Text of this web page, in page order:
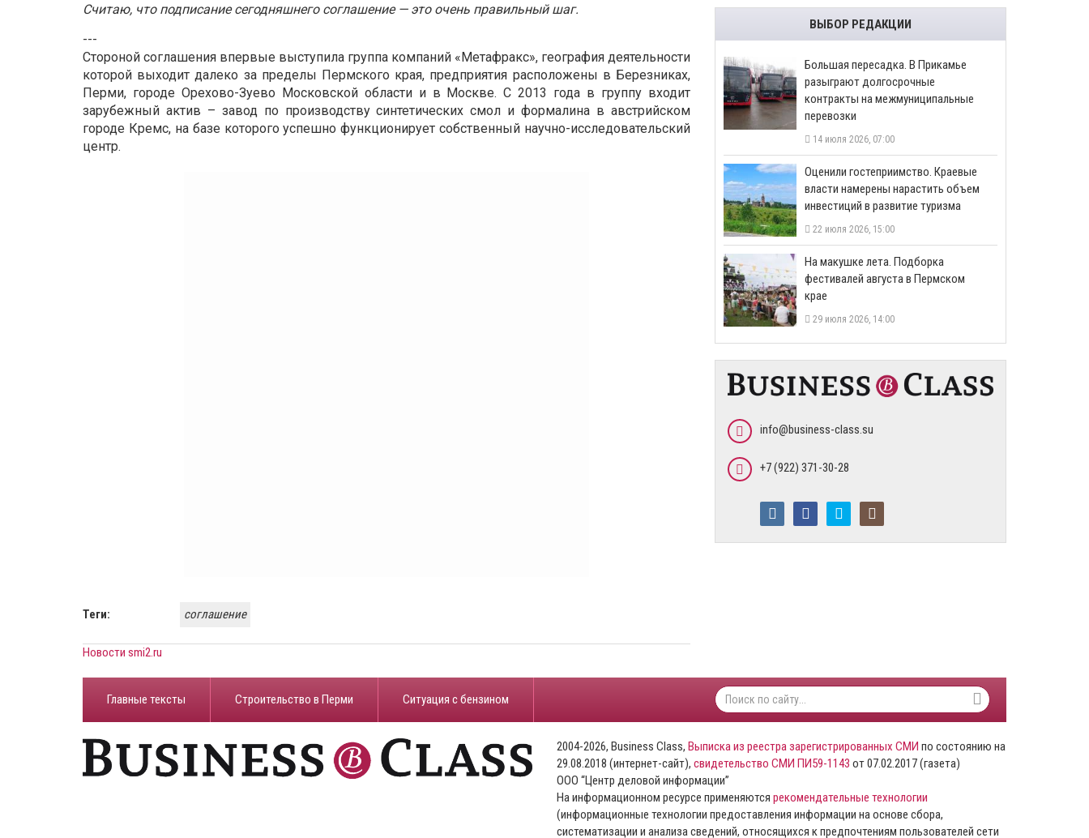
Считаю, что подписание сегодняшнего соглашение — это очень правильный шаг.
---
Стороной соглашения впервые выступила группа компаний «Метафракс», география деятельности
которой выходит далеко за пределы Пермского края, предприятия расположены в Березниках,
Перми, городе Орехово-Зуево Московской области и в Москве. С 2013 года в группу входит
зарубежный актив – завод по производству синтетических смол и формалина в австрийском
городе Кремс, на базе которого успешно функционирует собственный научно-исследовательский
центр.
Теги: соглашение
Новости smi2.ru
ВЫБОР РЕДАКЦИИ
Большая пересадка. В Прикамье
разыграют долгосрочные
контракты на межмуниципальные
перевозки
14 июля 2026, 07:00
Оценили гостеприимство. Краевые
власти намерены нарастить объем
инвестиций в развитие туризма
22 июля 2026, 15:00
На макушке лета. Подборка
фестивалей августа в Пермском
крае
29 июля 2026, 14:00
info@business-class.su
+7 (922) 371-30-28
Главные тексты Строительство в Перми ​Ситуация с бензином
2004-2026, Business Class, Выписка из реестра зарегистрированных СМИ по состоянию на
29.08.2018 (интернет-сайт), свидетельство СМИ ПИ59-1143 от 07.02.2017 (газета)
ООО “Центр деловой информации”
На информационном ресурсе применяются рекомендательные технологии
(информационные технологии предоставления информации на основе сбора,
систематизации и анализа сведений, относящихся к предпочтениям пользователей сети